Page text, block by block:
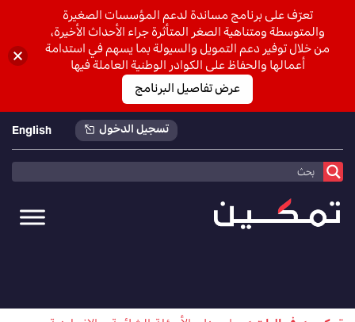
تسجيل الدخول English
تعرّف على برنامج مساندة لدعم المؤسسات الصغيرة
والمتوسطة ومتناهية الصغر المتأثرة جراء الأحداث الأخيرة،
من خلال توفير دعم التمويل والسيولة بما يسهم في استدامة
أعمالها والحفاظ على الكوادر الوطنية العاملة فيها
عرض تفاصيل البرنامج